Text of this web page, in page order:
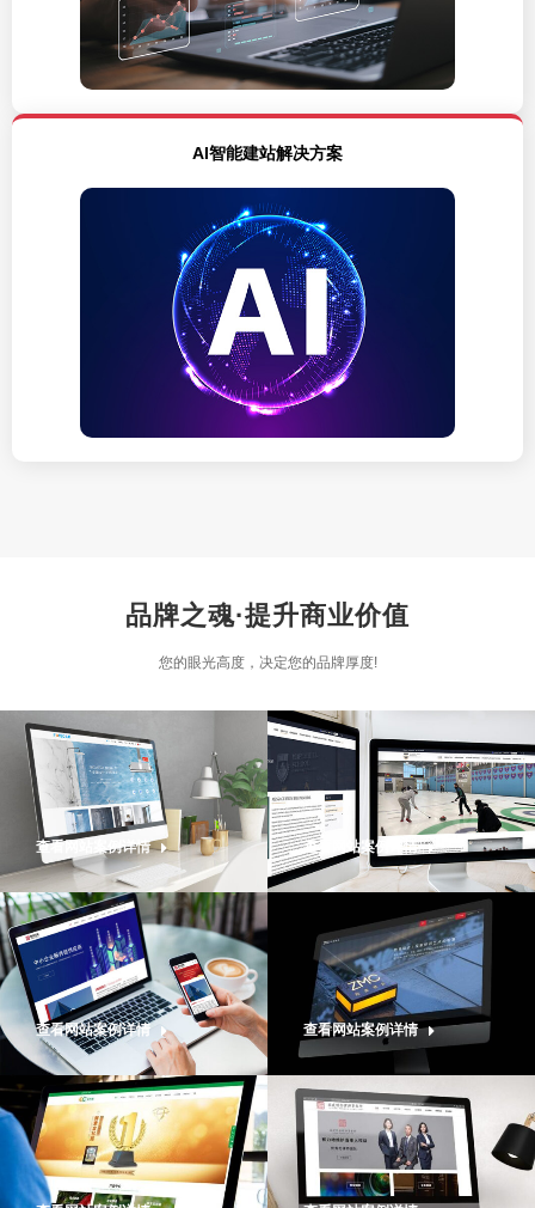
AI智能建站解决方案
品牌之魂·提升商业价值
您的眼光高度，决定您的品牌厚度!
查看网站案例详情 查看网站案例详情
查看网站案例详情 查看网站案例详情